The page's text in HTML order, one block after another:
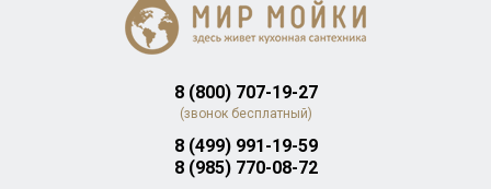
8 (800) 707-19-27
(звонок бесплатный)
8 (499) 991-19-59
8 (985) 770-08-72